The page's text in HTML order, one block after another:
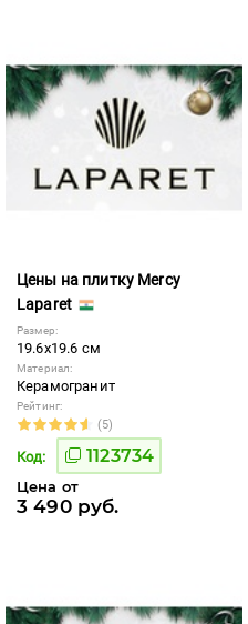
Цены на плитку Mercy
Laparet
Размер:
19.6x19.6 см
Материал:
Керамогранит
Рейтинг:
(5)
Код: 1123734
Цена от
3 490 руб.